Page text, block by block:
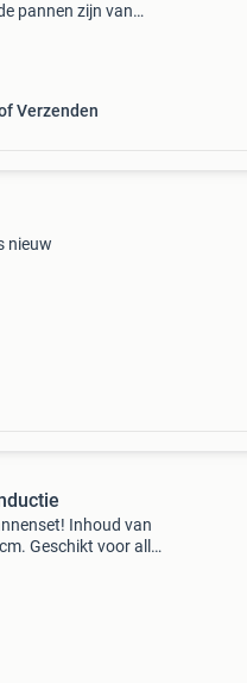
pannen zijn van
Verzenden
nieuw
Inhoud van
Geschikt voor alle